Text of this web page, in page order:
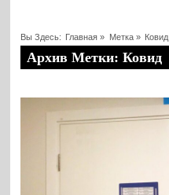
Вы Здесь: Главная » Метка » Ковид
Архив Метки: Ковид